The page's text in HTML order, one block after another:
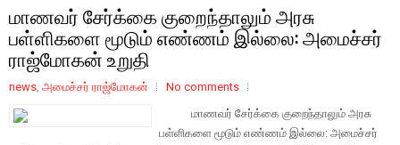
மாணவர் சேர்க்கை குறைந்தாலும் அரசு
பள்ளிகளை மூடும் எண்ணம் இல்லை: அமைச்சர்
ராஜ்மோகன் உறுதி
news, அமைச்சர் ராஜ்மோகன்
No comments
மாணவர் சேர்க்கை குறைந்தாலும் அரசு
பள்ளிகளை மூடும் எண்ணம் இல்லை: அமைச்சர்